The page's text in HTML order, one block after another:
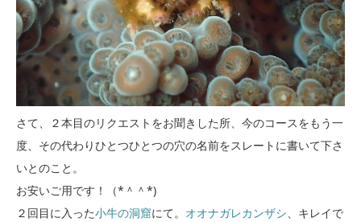
さて、２本目のリクエストをお聞きした所、今のコースをもう一
度、その代わりひとつひとつの穴の名前をスレートに書いて下さ
いとのこと。
お安いご用です！（*＾＾*)
２回目に入った小牛の洞窟にて。 オオナガレカンザシ、キレイで